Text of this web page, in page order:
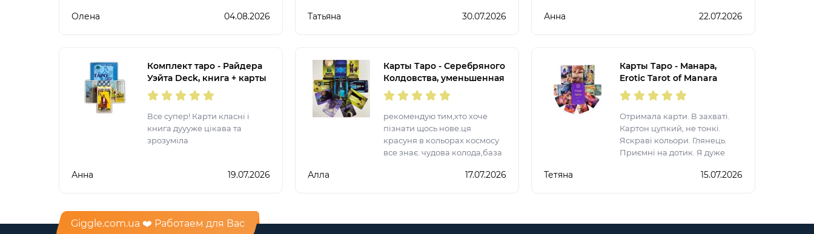
Олена 04.08.2026 Татьяна 30.07.2026 Анна 22.07.2026
Комплект таро - Райдера
Уэйта Deck, книга + карты
Все супер! Карти класні і
книга дуууже цікава та
зрозуміла
Анна 19.07.2026
Карты Таро - Серебряного
Колдовства, уменьшенная
(Silver Witchcraft Tarot)
рекомендую тим,хто хоче
пізнати щось нове.ця
красуня в кольорах космосу
все знає. чудова колода,база
Алла 17.07.2026
Карты Таро - Манара,
Erotic Tarot of Manara
(Украинская версия)
Отримала карти. В захваті.
Картон цупкий, не тонкі.
Яскраві кольори. Глянець.
Приємні на дотик. Я дуже
Тетяна 15.07.2026
Giggle.com.ua ❤️ Работаем для Вас